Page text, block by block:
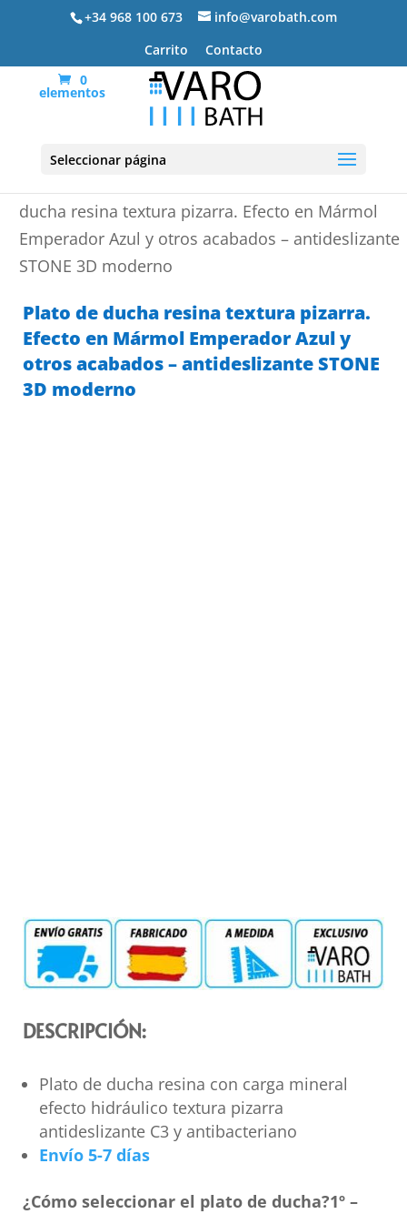
+34 968 100 673
info@varobath.com
Carrito
Contacto
0
elementos
Seleccionar página
ducha resina textura pizarra. Efecto en Mármol
Emperador Azul y otros acabados – antideslizante
STONE 3D moderno
Plato de ducha resina textura pizarra.
Efecto en Mármol Emperador Azul y
otros acabados – antideslizante STONE
3D moderno
DESCRIPCIÓN:
Plato de ducha resina con carga mineral
efecto hidráulico textura pizarra
antideslizante C3 y antibacteriano
Envío 5-7 días
¿Cómo seleccionar el plato de ducha?1º –